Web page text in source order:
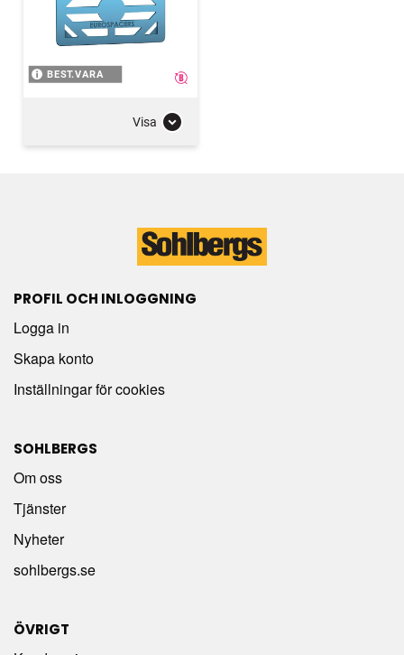
BEST.VARA
Visa
PROFIL OCH INLOGGNING
Logga in
Skapa konto
Inställningar för cookies
SOHLBERGS
Om oss
Tjänster
Nyheter
sohlbergs.se
ÖVRIGT